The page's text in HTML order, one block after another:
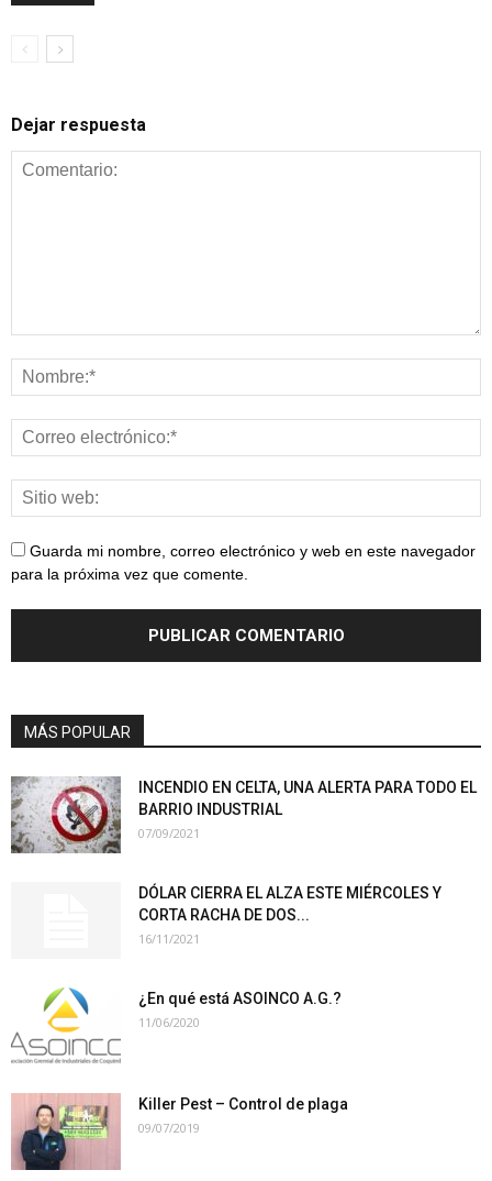
Dejar respuesta
Guarda mi nombre, correo electrónico y web en este navegador
para la próxima vez que comente.
MÁS POPULAR
INCENDIO EN CELTA, UNA ALERTA PARA TODO EL
BARRIO INDUSTRIAL
07/09/2021
DÓLAR CIERRA EL ALZA ESTE MIÉRCOLES Y
CORTA RACHA DE DOS...
16/11/2021
¿En qué está ASOINCO A.G.?
11/06/2020
Killer Pest – Control de plaga
09/07/2019